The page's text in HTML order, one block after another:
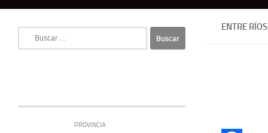
ENTRE RÏOS
PROVINCIA